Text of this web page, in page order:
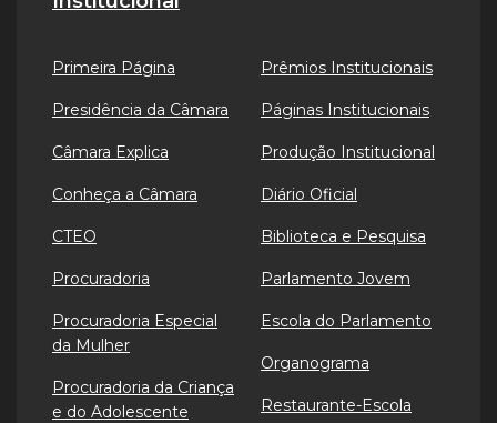
Primeira Página
Presidência da Câmara
Câmara Explica
Conheça a Câmara
CTEO
Procuradoria
Procuradoria Especial
da Mulher
Procuradoria da Criança
e do Adolescente
Prêmios Institucionais
Páginas Institucionais
Produção Institucional
Diário Oficial
Biblioteca e Pesquisa
Parlamento Jovem
Escola do Parlamento
Organograma
Restaurante-Escola